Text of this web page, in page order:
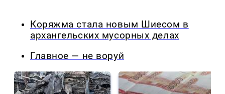
Коряжма стала новым Шиесом в
архангельских мусорных делах
Главное — не воруй